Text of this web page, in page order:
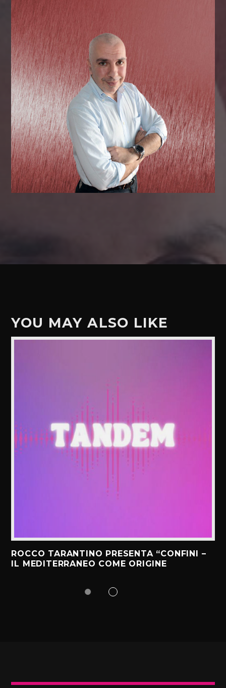
YOU MAY ALSO LIKE
ROCCO TARANTINO PRESENTA “CONFINI –
IL MEDITERRANEO COME ORIGINE